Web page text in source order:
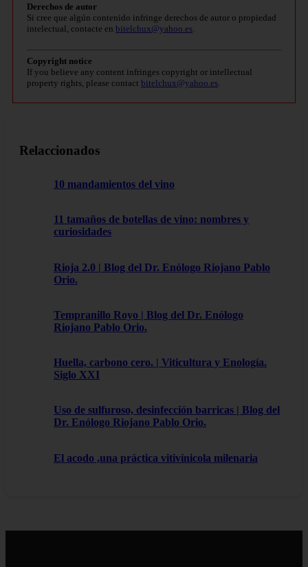
Derechos de autor
Si cree que algún contenido infringe derechos de autor o propiedad
intelectual, contacte en bitelchux@yahoo.es
Copyright notice
If you believe any content infringes copyright or intellectual
property rights, please contact bitelchux@yahoo.es
Relaccionados
10 mandamientos del vino
11 tamaños de botellas de vino: nombres y
curiosidades
Rioja 2.0 | Blog del Dr. Enólogo Riojano Pablo
Orio.
Tempranillo Royo | Blog del Dr. Enólogo
Riojano Pablo Orio.
Huella, carbono cero. | Viticultura y Enología.
Siglo XXI
Uso de sulfuroso, desinfección barricas | Blog del
Dr. Enólogo Riojano Pablo Orio.
El acodo ,una práctica vitivínicola milenaria